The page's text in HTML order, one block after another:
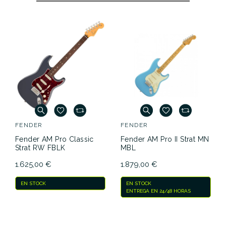
FENDER
Fender AM Pro Classic
Strat RW FBLK
1.625,00 €
EN STOCK
FENDER
Fender AM Pro II Strat MN
MBL
1.879,00 €
EN STOCK
ENTREGA EN 24/48 HORAS